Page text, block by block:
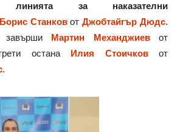
за наказателни
Борис СтанковотДжобтайгър Дюдс.
завърши Мартин Механджиевот
остана Илия Стоичковот
.